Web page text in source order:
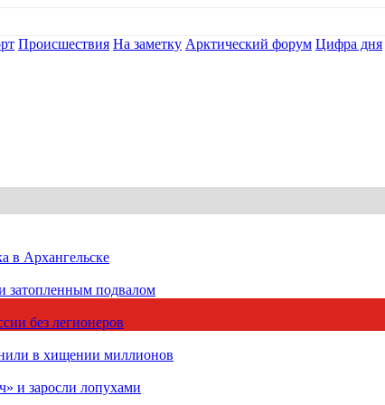
Происшествия На заметку Арктический форум Цифра дня
в Архангельске
затопленным подвалом
без легионеров
в хищении миллионов
и заросли лопухами